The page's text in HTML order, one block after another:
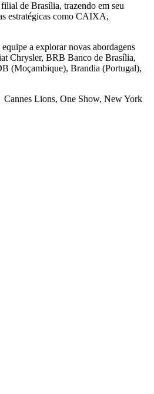
de Brasília, trazendo em seu
estratégicas como CAIXA,
a explorar novas abordagens
Chrysler, BRB Banco de Brasília,
(Moçambique), Brandia (Portugal),
Cannes Lions, One Show, New York